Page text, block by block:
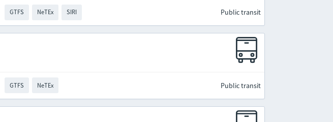
GTFS NeTEx SIRI Public transit
GTFS NeTEx Public transit